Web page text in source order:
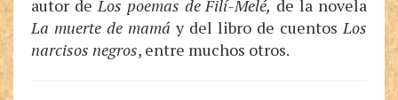
autor deLos poemas de Filí-Melé, de la novela
La muerte de mamá y del libro de cuentosLos
narcisos negros, entre muchos otros.